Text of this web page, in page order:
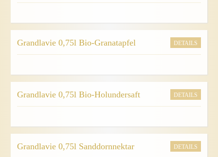
Grandlavie 0,75l Bio-Granatapfel DETAILS
Grandlavie 0,75l Bio-Holundersaft DETAILS
Grandlavie 0,75l Sanddornnektar DETAILS